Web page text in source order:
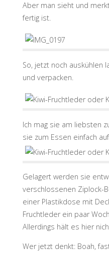
Aber man sieht und
fertig ist.
So, jetzt noch auskühlen
und verpacken.
Ich mag sie am liebsten
sie zum Essen einfach
Gelagert werden sie
verschlossenen Ziplock-
einer Plastikdose mit
Fruchtleder ein paar
Allerdings hält es hier
Wer jetzt denkt: Boah,